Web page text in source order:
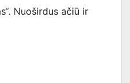
Nuoširdus ačiū ir